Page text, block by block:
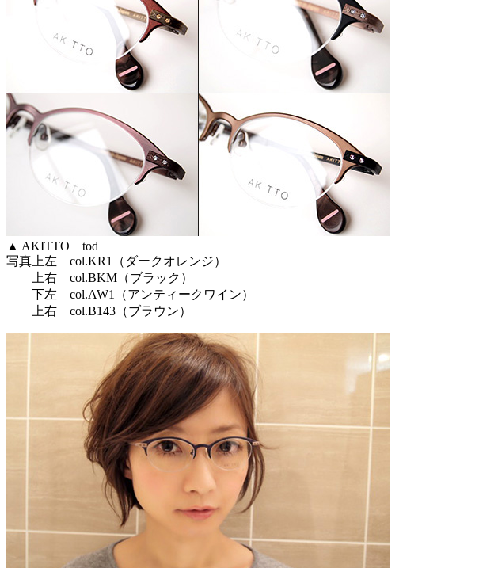
▲ AKITTO tod
写真上左 col.KR1（ダークオレンジ）
上右 col.BKM（ブラック）
下左 col.AW1（アンティークワイン）
上右 col.B143（ブラウン）